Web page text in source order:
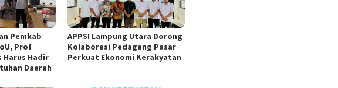
Pemkab
Prof
Harus Hadir
Daerah
APPSI Lampung Utara Dorong
Kolaborasi Pedagang Pasar
Perkuat Ekonomi Kerakyatan